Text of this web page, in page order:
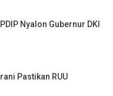
Nyalon Gubernur DKI
Pastikan RUU